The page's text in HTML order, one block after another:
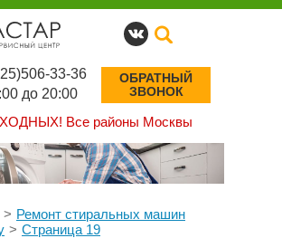
Все районы Москвы
33-36
до 20:00
ОБРАТНЫЙ
ЗВОНОК
Ремонт стиральных машин
Страница 19